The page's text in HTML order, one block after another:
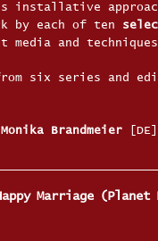
installative
by each of ten
media and
from six series and
Monika Brandmeier [DE]
Marriage